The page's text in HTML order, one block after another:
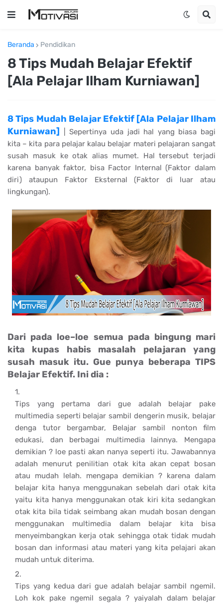
Beranda Pendidikan
8 Tips Mudah Belajar Efektif
[Ala Pelajar Ilham Kurniawan]
8 Tips Mudah Belajar Efektif [Ala Pelajar Ilham
Kurniawan]
| Sepertinya uda jadi hal yang biasa bagi
kita – kita para pelajar kalau belajar materi pelajaran sangat
susah masuk ke otak alias mumet. Hal tersebut terjadi
karena banyak faktor, bisa Factor Internal (Faktor dalam
diri) ataupun Faktor Eksternal (Faktor di luar atau
lingkungan).
Dari pada loe–loe semua pada bingung mari
kita kupas habis masalah pelajaran yang
susah masuk itu. Gue punya beberapa TIPS
Belajar Efektif. Ini dia :
Tips yang pertama dari gue adalah belajar pake
multimedia seperti belajar sambil dengerin musik, belajar
denga tutor bergambar, Belajar sambil nonton film
edukasi, dan berbagai multimedia lainnya. Mengapa
demikian ? loe pasti akan nanya seperti itu. Jawabannya
adalah menurut penilitian otak kita akan cepat bosan
atau mudah lelah. mengapa demikian ? karena dalam
belajar kita hanya menggunakan sebelah dari otak kita
yaitu kita hanya menggunakan otak kiri kita sedangkan
otak kita bila tidak seimbang akan mudah bosan dengan
menggunakan multimedia dalam belajar kita bisa
menyeimbangkan kerja otak sehingga otak tidak mudah
bosan dan informasi atau materi yang kita pelajari akan
mudah untuk diterima.
Tips yang kedua dari gue adalah belajar sambil ngemil.
Loh kok pake ngemil segala ? yaiyalah dalam belajar